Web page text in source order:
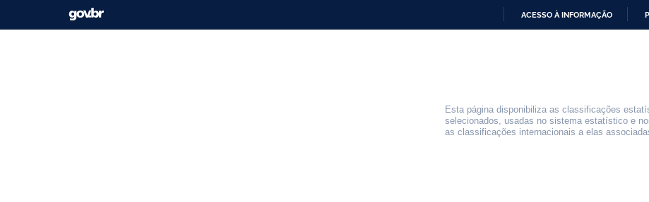
ACESSO À INFORMAÇÃO
Esta página disponibiliza as classificações
selecionados, usadas no sistema estatístico e
as classificações internacionais a elas